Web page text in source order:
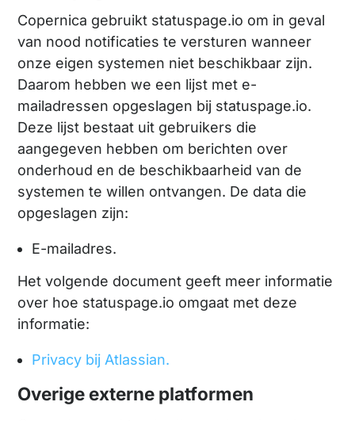
Copernica gebruikt statuspage.io om in geval
van nood notificaties te versturen wanneer
onze eigen systemen niet beschikbaar zijn.
Daarom hebben we een lijst met e-
mailadressen opgeslagen bij statuspage.io.
Deze lijst bestaat uit gebruikers die
aangegeven hebben om berichten over
onderhoud en de beschikbaarheid van de
systemen te willen ontvangen. De data die
opgeslagen zijn:
E-mailadres.
Het volgende document geeft meer informatie
over hoe statuspage.io omgaat met deze
informatie:
Privacy bij Atlassian.
Overige externe platformen